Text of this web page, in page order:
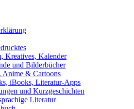
Kreatives, Kalender
und Bilderbücher
Anime & Cartoons
iBooks, Literatur-Apps
und Kurzgeschichten
Literatur